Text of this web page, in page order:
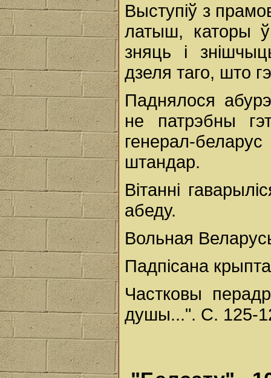
Выступіў з
латыш, каторы
зняць і
дзеля таго, што
Паднялося
не патрэбны
генерал-
штандар.
Вітанні
абеду.
Вольная
Падпісана
Частковы
душы...". С. 125-